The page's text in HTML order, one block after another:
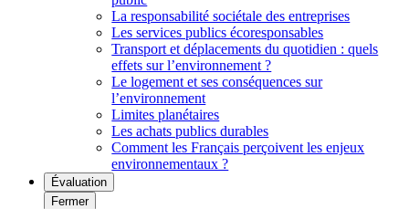
La responsabilité sociétale des entreprises
Les services publics écoresponsables
Transport et déplacements du quotidien : quels
effets sur l’environnement ?
Le logement et ses conséquences sur
l’environnement
Limites planétaires
Les achats publics durables
Comment les Français perçoivent les enjeux
environnementaux ?
Évaluation
Fermer